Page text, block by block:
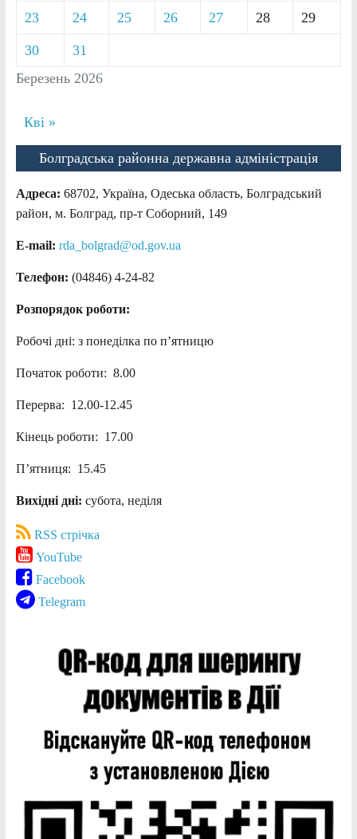
Березень 2026
23 24 25 26 27 28 29
30 31
Кві »
Болградська районна державна адміністрація
Адреса: 68702, Україна, Одеська область, Болградський
район, м. Болград, пр-т Соборний, 149
E-mail: rda_bolgrad@od.gov.ua
Телефон: (04846) 4-24-82
Розпорядок роботи:
Робочі дні: з понеділка по п’ятницю
Початок роботи: 8.00
Перерва: 12.00-12.45
Кінець роботи: 17.00
П’ятниця: 15.45
Вихідні дні: субота, неділя
RSS стрічка
YouTube
Facebook
Telegram